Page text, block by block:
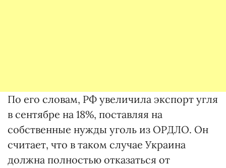
По его словам, РФ увеличила экспорт угля
в сентябре на 18%, поставляя на
собственные нужды уголь из ОРДЛО. Он
считает, что в таком случае Украина
должна полностью отказаться от